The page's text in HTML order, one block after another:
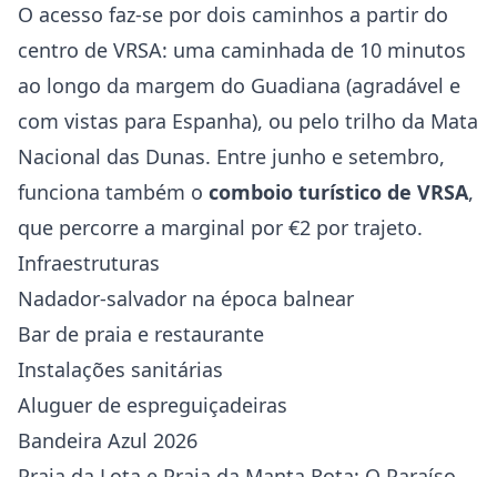
O acesso faz-se por dois caminhos a partir do
centro de VRSA: uma caminhada de 10 minutos
ao longo da margem do Guadiana (agradável e
com vistas para Espanha), ou pelo trilho da Mata
Nacional das Dunas. Entre junho e setembro,
funciona também o comboio turístico de VRSA,
que percorre a marginal por €2 por trajeto.
Infraestruturas
Nadador-salvador na época balnear
Bar de praia e restaurante
Instalações sanitárias
Aluguer de espreguiçadeiras
Bandeira Azul 2026